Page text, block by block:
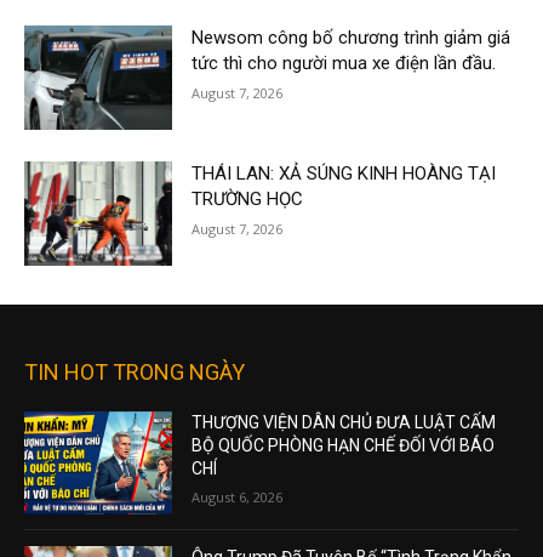
Newsom công bố chương trình giảm giá
tức thì cho người mua xe điện lần đầu.
August 7, 2026
THÁI LAN: XẢ SÚNG KINH HOÀNG TẠI
TRƯỜNG HỌC
August 7, 2026
TIN HOT TRONG NGÀY
THƯỢNG VIỆN DÂN CHỦ ĐƯA LUẬT CẤM
BỘ QUỐC PHÒNG HẠN CHẾ ĐỐI VỚI BÁO
CHÍ
August 6, 2026